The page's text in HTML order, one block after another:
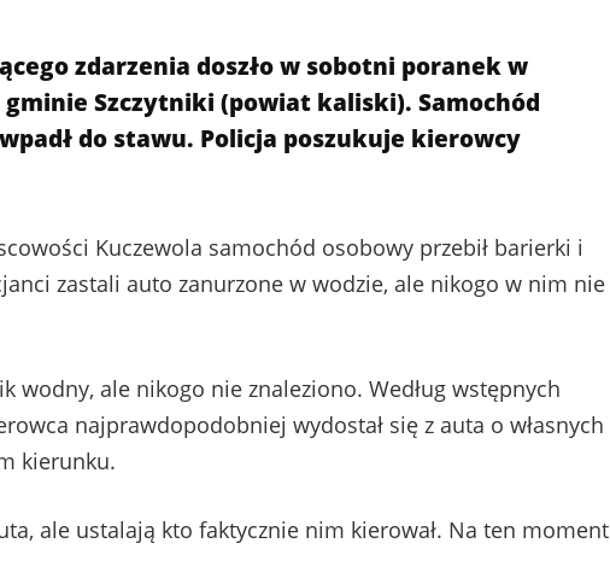
zdarzenia doszło w sobotni poranek w
Szczytniki (powiat kaliski). Samochód
do stawu. Policja poszukuje kierowcy
Kuczewola samochód osobowy przebił barierki i
zastali auto zanurzone w wodzie, ale nikogo w nim nie
wodny, ale nikogo nie znaleziono. Według wstępnych
najprawdopodobniej wydostał się z auta o własnych
kierunku.
ale ustalają kto faktycznie nim kierował. Na ten moment